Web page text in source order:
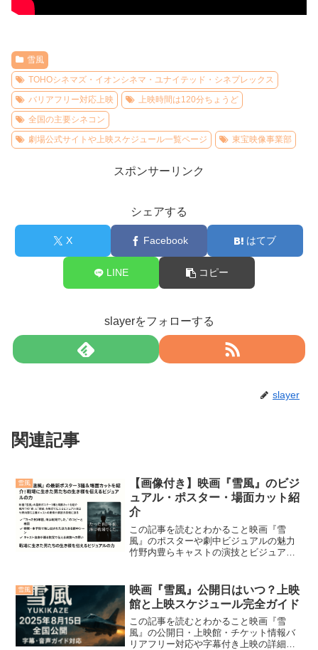
雪風
TOHOシネマズ・イオンシネマ・ユナイテッド・シネプレックス
バリアフリー対応上映
上映時間は120分ちょうど
全国の主要シネコン
劇場公式サイトや上映スケジュール一覧ページ
東宝映像事業部
スポンサーリンク
シェアする
X Facebook はてブ
LINE コピー
slayerをフォローする
slayer
関連記事
雪風
【画像付き】映画『雪風』のビジ
ュアル・ポスター・場面カット紹
介
この記事を読むとわかること映画『雪
風』のポスターや劇中ビジュアルの魅力
竹野内豊らキャストの演技とビジュアル
ターや場面カットに触れたいあなたへ。
この記事では、最新解禁...
雪風
映画『雪風』公開日はいつ？上映
館と上映スケジュール完全ガイド
この記事を読むとわかること映画『雪
風』の公開日・上映館・チケット情報バ
リアフリー対応や字幕付き上映の詳細出